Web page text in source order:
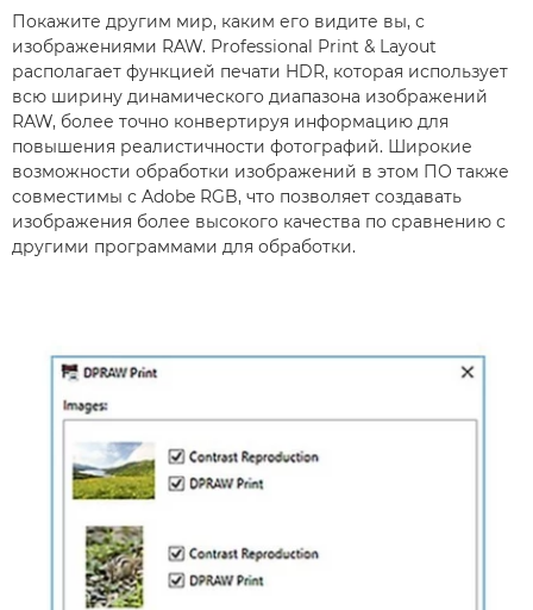
Покажите другим мир, каким его видите вы, с
изображениями RAW. Professional Print & Layout
располагает функцией печати HDR, которая использует
всю ширину динамического диапазона изображений
RAW, более точно конвертируя информацию для
повышения реалистичности фотографий. Широкие
возможности обработки изображений в этом ПО также
совместимы с Adobe RGB, что позволяет создавать
изображения более высокого качества по сравнению с
другими программами для обработки.